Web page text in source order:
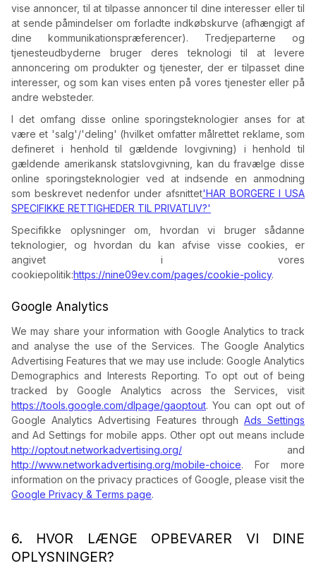
vise annoncer, til at tilpasse annoncer til dine interesser eller til
at sende påmindelser om forladte indkøbskurve (afhængigt af
dine kommunikationspræferencer). Tredjeparterne og
tjenesteudbyderne bruger deres teknologi til at levere
annoncering om produkter og tjenester, der er tilpasset dine
interesser, og som kan vises enten på vores tjenester eller på
andre websteder.
I det omfang disse online sporingsteknologier anses for at
være et 'salg'/'deling' (hvilket omfatter målrettet reklame, som
defineret i henhold til gældende lovgivning) i henhold til
gældende amerikansk statslovgivning, kan du fravælge disse
online sporingsteknologier ved at indsende en anmodning
som beskrevet nedenfor under afsnittet'HAR BORGERE I USA
SPECIFIKKE RETTIGHEDER TIL PRIVATLIV?'
Specifikke oplysninger om, hvordan vi bruger sådanne
teknologier, og hvordan du kan afvise visse cookies, er
angivet i vores
cookiepolitik:https://nine09ev.com/pages/cookie-policy.
Google Analytics
We may share your information with Google Analytics to track
and analyse the use of the Services. The Google Analytics
Advertising Features that we may use include: Google Analytics
Demographics and Interests Reporting. To opt out of being
tracked by Google Analytics across the Services, visit
https://tools.google.com/dlpage/gaoptout. You can opt out of
Google Analytics Advertising Features through Ads Settings
and Ad Settings for mobile apps. Other opt out means include
http://optout.networkadvertising.org/
and
http://www.networkadvertising.org/mobile-choice. For more
information on the privacy practices of Google, please visit the
Google Privacy & Terms page.
6. HVOR LÆNGE OPBEVARER VI DINE
OPLYSNINGER?